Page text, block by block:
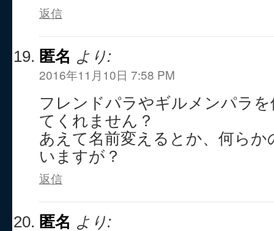
返信
匿名 より:
2016年11月10日 7:58 PM
フレンドパラやギルメンパラ
てくれません？
あえて名前変えるとか、何らか
いますが？
返信
匿名 より: